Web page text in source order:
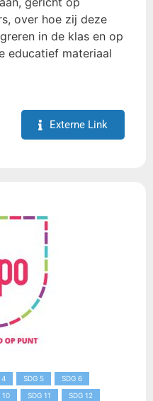
over hoe zij deze
in de klas en op
educatief materiaal
Externe Link
4 SDG 5
SDG 6
10 SDG 11
SDG 12